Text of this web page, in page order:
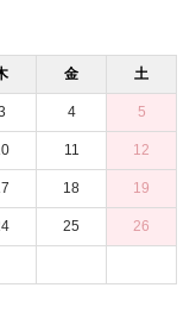
金 土
4 5
11 12
18 19
25 26